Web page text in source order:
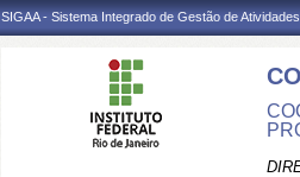
SIGAA - Sistema Integrado de Gestão de